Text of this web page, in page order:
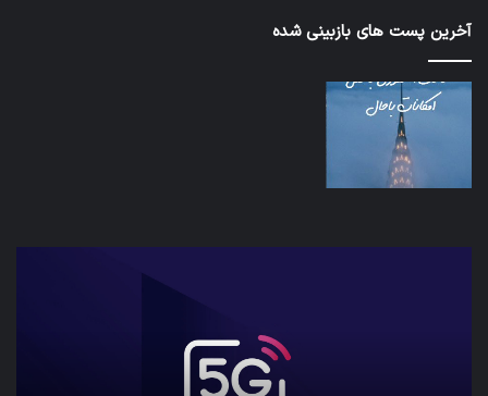
آخرین پست های بازبینی شده